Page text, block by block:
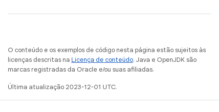
O conteúdo e os exemplos de código nesta página estão sujeitos às
licenças descritas na Licença de conteúdo. Java e OpenJDK são
marcas registradas da Oracle e/ou suas afiliadas.
Última atualização 2023-12-01 UTC.